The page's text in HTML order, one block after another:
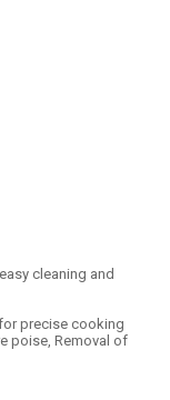
cleaning and
precise cooking
poise, Removal of